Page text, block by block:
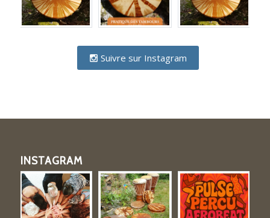
Suivre sur Instagram
INSTAGRAM